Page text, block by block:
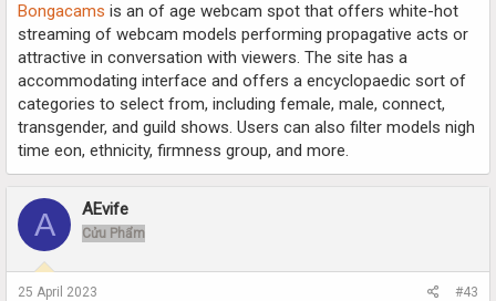
Bongacams is an of age webcam spot that offers white-hot
streaming of webcam models performing propagative acts or
attractive in conversation with viewers. The site has a
accommodating interface and offers a encyclopaedic sort of
categories to select from, including female, male, connect,
transgender, and guild shows. Users can also filter models nigh
time eon, ethnicity, firmness group, and more.
A AEvife
Cửu Phẩm
25 April 2023 #43